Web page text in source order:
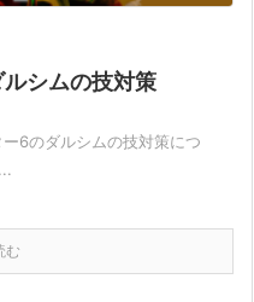
ルシムの技対策
6のダルシムの技対策につ
む